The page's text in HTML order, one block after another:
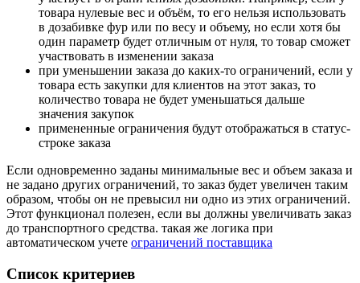
товара нулевые вес и объём, то его нельзя использовать
в дозабивке фур или по весу и объему, но если хотя бы
один параметр будет отличным от нуля, то товар сможет
участвовать в изменении заказа
при уменьшении заказа до каких-то ограничений, если у
товара есть закупки для клиентов на этот заказ, то
количество товара не будет уменьшаться дальше
значения закупок
примененные ограничения будут отображаться в статус-
строке заказа
Если одновременно заданы минимальные вес и объем заказа и
не задано других ограничений, то заказ будет увеличен таким
образом, чтобы он не превысил ни одно из этих ограничений.
Этот функционал полезен, если вы должны увеличивать заказ
до транспортного средства. такая же логика при
автоматическом учете ограничений поставщика
Список критериев